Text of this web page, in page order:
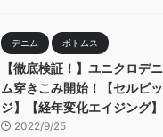
デニム ボトムス
【徹底検証！】ユニクロデニ
ム穿きこみ開始！【セルビッ
ジ】【経年変化エイジング】
2022/9/25